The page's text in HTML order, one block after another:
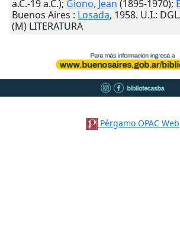
a.C.-19 a.C.); Giono, Jean (1895-1970);
Buenos Aires : Losada, 1958. U.I.: DGL.
(M) LITERATURA
Pérgamo OPAC Web